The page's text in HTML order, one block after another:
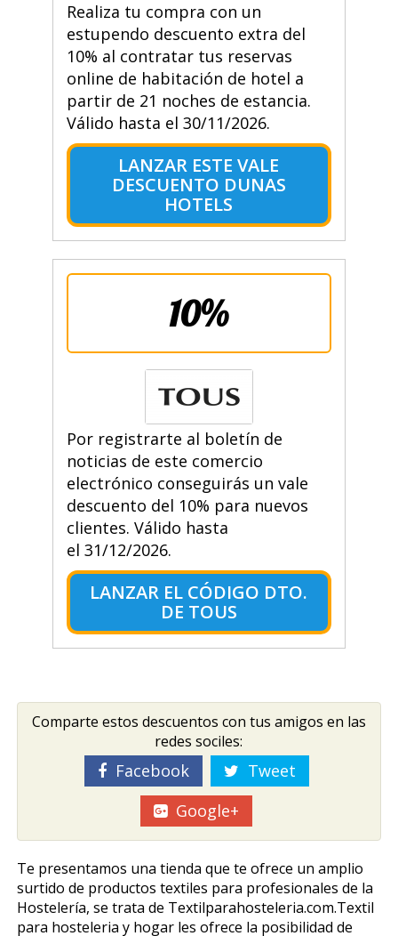
Realiza tu compra con un
estupendo descuento extra del
10% al contratar tus reservas
online de habitación de hotel a
partir de 21 noches de estancia.
Válido hasta el 30/11/2026.
LANZAR ESTE VALE
DESCUENTO DUNAS
HOTELS
10%
Por registrarte al boletín de
noticias de este comercio
electrónico conseguirás un vale
descuento del 10% para nuevos
clientes. Válido hasta
el 31/12/2026.
LANZAR EL CÓDIGO DTO.
DE TOUS
Comparte estos descuentos con tus amigos en las
redes sociles:
Facebook
Tweet
Google+
Te presentamos una tienda que te ofrece un amplio
surtido de productos textiles para profesionales de la
Hostelería, se trata de Textilparahosteleria.com.Textil
para hosteleria y hogar les ofrece la posibilidad de